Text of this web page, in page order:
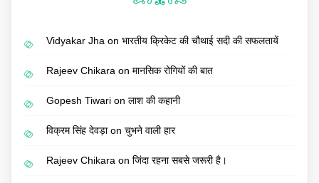
Vidyakar Jha on भारतीय क्रिकेट की चौथाई सदी की सफलतायें
Rajeev Chikara on मानसिक रोगियों की बात
Gopesh Tiwari on लाश की कहानी
विक्रम सिंह देवड़ाon चुभने वाली हार
Rajeev Chikara on जिंदा रहना सबसे जरूरी है।